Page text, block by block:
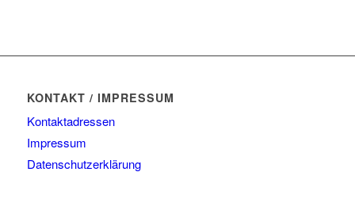
KONTAKT / IMPRESSUM
Kontaktadressen
Impressum
Datenschutzerklärung